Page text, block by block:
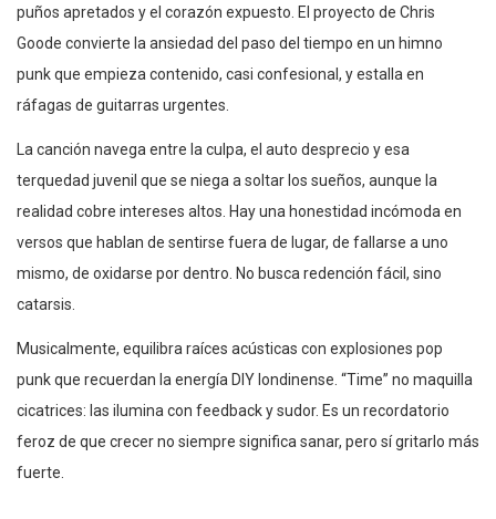
puños apretados y el corazón expuesto. El proyecto de Chris
Goode convierte la ansiedad del paso del tiempo en un himno
punk que empieza contenido, casi confesional, y estalla en
ráfagas de guitarras urgentes.
La canción navega entre la culpa, el auto desprecio y esa
terquedad juvenil que se niega a soltar los sueños, aunque la
realidad cobre intereses altos. Hay una honestidad incómoda en
versos que hablan de sentirse fuera de lugar, de fallarse a uno
mismo, de oxidarse por dentro. No busca redención fácil, sino
catarsis.
Musicalmente, equilibra raíces acústicas con explosiones pop
punk que recuerdan la energía DIY londinense. “Time” no maquilla
cicatrices: las ilumina con feedback y sudor. Es un recordatorio
feroz de que crecer no siempre significa sanar, pero sí gritarlo más
fuerte.